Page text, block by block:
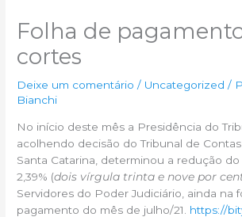
Folha de
cortes
Deixe um comentário / Uncategorized /
Bianchi
No início deste mês a Presidência do
acolhendo decisão do Tribunal de
Santa Catarina, determinou a redução
2,39% (dois vírgula trinta e nove por
Servidores do Poder Judiciário, ainda na
pagamento do mês de julho/21. https://